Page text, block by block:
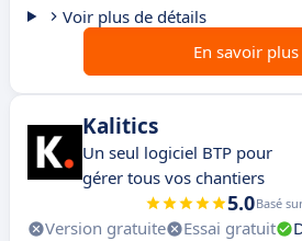
Voir plus de détails
En savoir plus
Kalitics
Un seul logiciel BTP pour
gérer tous vos chantiers
5.0Basé
Version gratuite Essai gratuit